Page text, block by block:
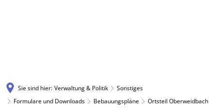
Sie sind hier: Verwaltung & Politik
Sonstiges
Formulare und Downloads
Bebauungspläne Ortsteil Oberweidbach